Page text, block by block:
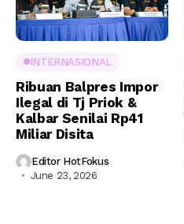
INTERNASIONAL
Ribuan Balpres Impor
Ilegal di Tj Priok &
Kalbar Senilai Rp41
Miliar Disita
Editor HotFokus
June 23, 2026